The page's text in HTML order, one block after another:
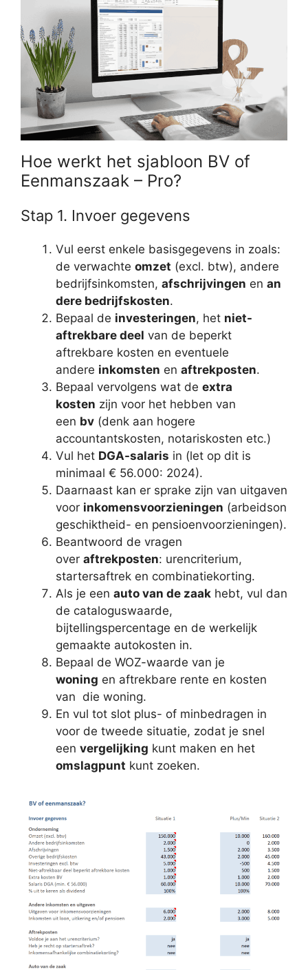
Hoe werkt het sjabloon BV of
Eenmanszaak – Pro?
Stap 1. Invoer gegevens
Vul eerst enkele basisgegevens in zoals:
de verwachte omzet (excl. btw), andere
bedrijfsinkomsten, afschrijvingen en an
dere bedrijfskosten.
Bepaal de investeringen, het niet-
aftrekbare deel van de beperkt
aftrekbare kosten en eventuele
andere inkomsten en aftrekposten.
Bepaal vervolgens wat de extra
kosten zijn voor het hebben van
een bv (denk aan hogere
accountantskosten, notariskosten etc.)
Vul het DGA-salaris in (let op dit is
minimaal € 56.000: 2024).
Daarnaast kan er sprake zijn van uitgaven
voor inkomensvoorzieningen (arbeidson
geschiktheid- en pensioenvoorzieningen).
Beantwoord de vragen
over aftrekposten: urencriterium,
startersaftrek en combinatiekorting.
Als je een auto van de zaak hebt, vul dan
de cataloguswaarde,
bijtellingspercentage en de werkelijk
gemaakte autokosten in.
Bepaal de WOZ-waarde van je
woning en aftrekbare rente en kosten
van die woning.
En vul tot slot plus- of minbedragen in
voor de tweede situatie, zodat je snel
een vergelijking kunt maken en het
omslagpunt kunt zoeken.